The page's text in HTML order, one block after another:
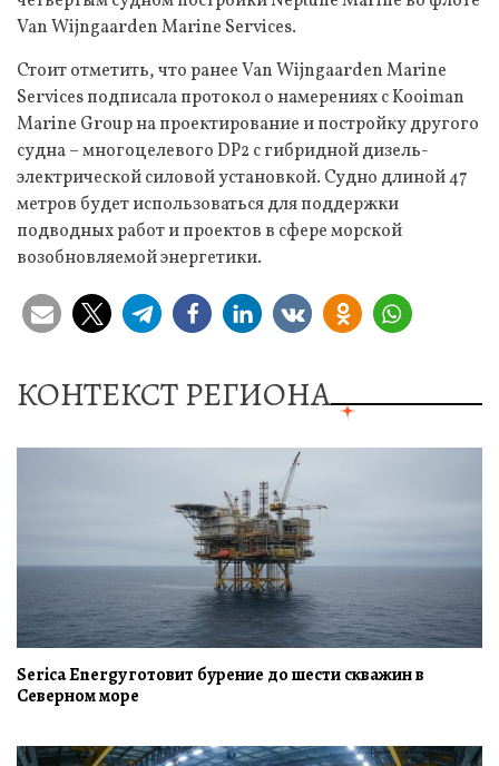
Van Wijngaarden Marine Services.
Стоит отметить, что ранее Van Wijngaarden Marine
Services подписала протокол о намерениях с Kooiman
Marine Group на проектирование и постройку другого
судна – многоцелевого DP2 с гибридной дизель-
электрической силовой установкой. Судно длиной 47
метров будет использоваться для поддержки
подводных работ и проектов в сфере морской
возобновляемой энергетики.
КОНТЕКСТ РЕГИОНА
Serica Energy готовит бурение до шести скважин в
Северном море